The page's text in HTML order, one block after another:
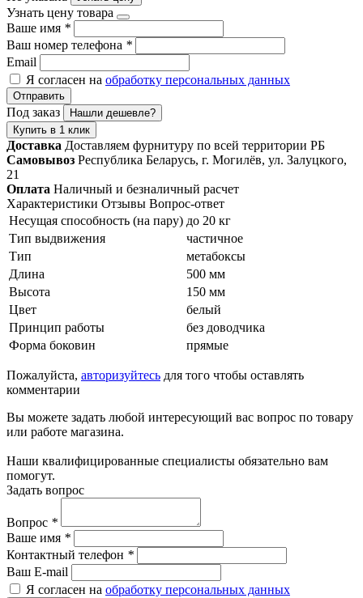
Узнать цену товара
Ваше имя *
Ваш номер телефона *
Email
Я согласен на обработку персональных данных
Отправить
Под заказ
Нашли дешевле?
Купить в 1 клик
Доставка Доставляем фурнитуру по всей территории РБ
Самовывоз Республика Беларусь, г. Могилёв, ул. Залуцкого,
21
Оплата Наличный и безналичный расчет
Характеристики Отзывы Вопрос-ответ
Несущая способность (на пару) до 20 кг
Тип выдвижения
частичное
Тип
метабоксы
Длина
500 мм
Высота
150 мм
Цвет
белый
Принцип работы
без доводчика
Форма боковин
прямые
Пожалуйста, авторизуйтесь для того чтобы оставлять
комментарии
Вы можете задать любой интересующий вас вопрос по товару
или работе магазина.
Наши квалифицированные специалисты обязательно вам
помогут.
Задать вопрос
Вопрос *
Ваше имя *
Контактный телефон *
Ваш E-mail
Я согласен на обработку персональных данных